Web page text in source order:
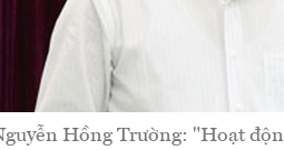
Hồng Trường: "Hoạt